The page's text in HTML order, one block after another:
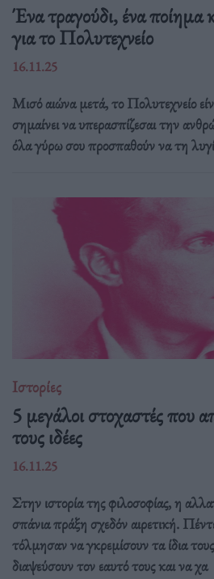
Ένα τραγούδι, ένα ποίημα
για το Πολυτεχνείο
16.11.25
Μισό αιώνα μετά, το Πολυτεχνείο
σημαίνει να υπερασπίζεσαι την
όλα γύρω σου προσπαθούν να τη
Ιστορίες
5 μεγάλοι στοχαστές που
τους ιδέες
16.11.25
Στην ιστορία της φιλοσοφίας, η
σπάνια πράξη σχεδόν αιρετική.
τόλμησαν να γκρεμίσουν τα ίδια
διαψεύσουν τον εαυτό τους και να χα